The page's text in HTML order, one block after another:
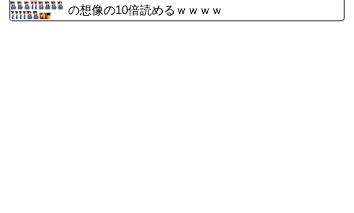
の想像の10倍読めるｗｗｗｗ